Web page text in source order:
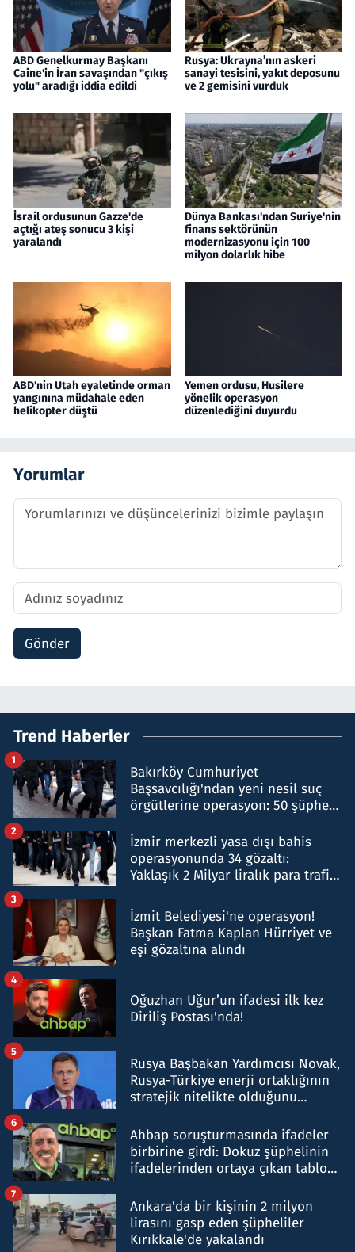
ABD Genelkurmay Başkanı
Caine'in İran savaşından "çıkış
yolu" aradığı iddia edildi
Rusya: Ukrayna’nın askeri
sanayi tesisini, yakıt deposunu
ve 2 gemisini vurduk
İsrail ordusunun Gazze'de
açtığı ateş sonucu 3 kişi
yaralandı
Dünya Bankası'ndan Suriye'nin
finans sektörünün
modernizasyonu için 100
milyon dolarlık hibe
ABD'nin Utah eyaletinde orman
yangınına müdahale eden
helikopter düştü
Yemen ordusu, Husilere
yönelik operasyon
düzenlediğini duyurdu
Yorumlar
Gönder
Trend Haberler
Bakırköy Cumhuriyet
Başsavcılığı'ndan yeni nesil suç
örgütlerine operasyon: 50 şüpheli
1
İzmir merkezli yasa dışı bahis
operasyonunda 34 gözaltı:
Yaklaşık 2 Milyar liralık para trafiği
2
İzmit Belediyesi'ne operasyon!
Başkan Fatma Kaplan Hürriyet ve
eşi gözaltına alındı
3
Oğuzhan Uğur’un ifadesi ilk kez
Diriliş Postası'nda!
4
Rusya Başbakan Yardımcısı Novak,
Rusya-Türkiye enerji ortaklığının
stratejik nitelikte olduğunu
5
Ahbap soruşturmasında ifadeler
birbirine girdi: Dokuz şüphelinin
ifadelerinden ortaya çıkan tablo
6
Ankara'da bir kişinin 2 milyon
lirasını gasp eden şüpheliler
Kırıkkale'de yakalandı
7